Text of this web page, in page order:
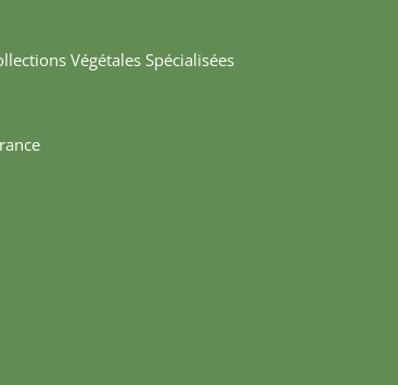
Végétales Spécialisées